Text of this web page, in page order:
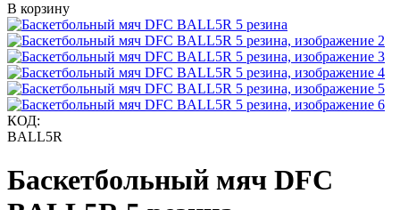
В корзину
КОД:
BALL5R
Баскетбольный мяч DFC